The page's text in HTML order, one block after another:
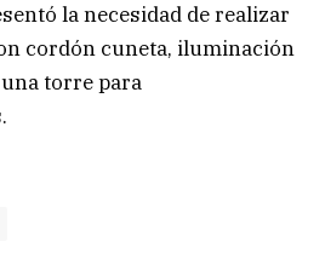
la necesidad de realizar
cordón cuneta, iluminación
torre para